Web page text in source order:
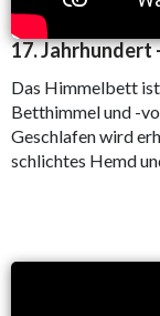
17. Jahrhundert
Das Himmelbett
Betthimmel und -
Geschlafen wird
schlichtes Hemd